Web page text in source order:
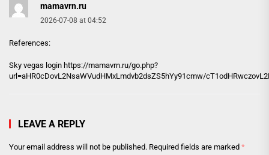
mamavrn.ru
2026-07-08 at 04:52
References:
Sky vegas login https://mamavrn.ru/go.php?
url=aHR0cDovL2NsaWVudHMxLmdvb2dsZS5hYy91cmw/
LEAVE A REPLY
Your email address will not be published. Required fields are marked *